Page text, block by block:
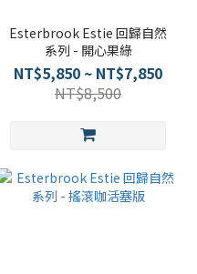
Esterbrook Estie 回歸自然
系列 - 開心果綠
NT$5,850 ~ NT$7,850
NT$8,500